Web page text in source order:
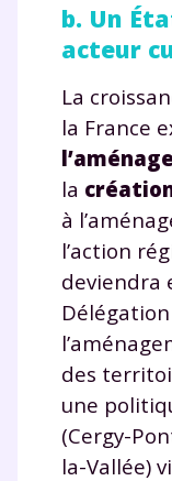
b. Un
acteur
La
la France
la
à
l’action
deviendra
des
une
(Cergy-
la-Vallée)